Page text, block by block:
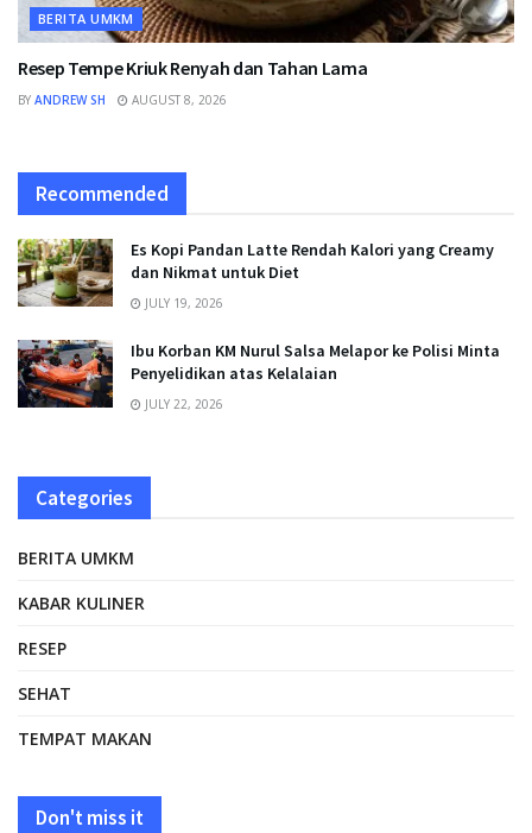
BERITA UMKM
Resep Tempe Kriuk Renyah dan Tahan Lama
BY ANDREW SH AUGUST 8, 2026
Recommended
Es Kopi Pandan Latte Rendah Kalori yang Creamy
dan Nikmat untuk Diet
JULY 19, 2026
Ibu Korban KM Nurul Salsa Melapor ke Polisi Minta
Penyelidikan atas Kelalaian
JULY 22, 2026
Categories
BERITA UMKM
KABAR KULINER
RESEP
SEHAT
TEMPAT MAKAN
Don't miss it